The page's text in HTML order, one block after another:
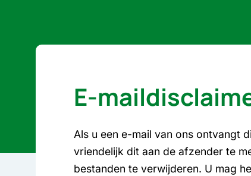
E-
Als u een e-mail van ons ontvangt
vriendelijk dit aan de afzender te
bestanden te verwijderen. U mag